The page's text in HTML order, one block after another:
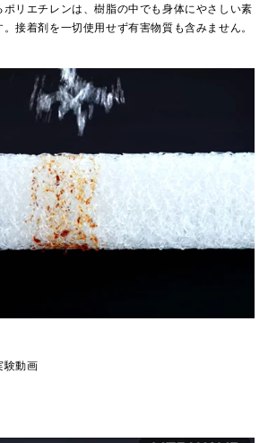
リエチレンは、樹脂の中でも身体にやさしい素
接着剤を一切使用せず有害物質も含みません。
験動画